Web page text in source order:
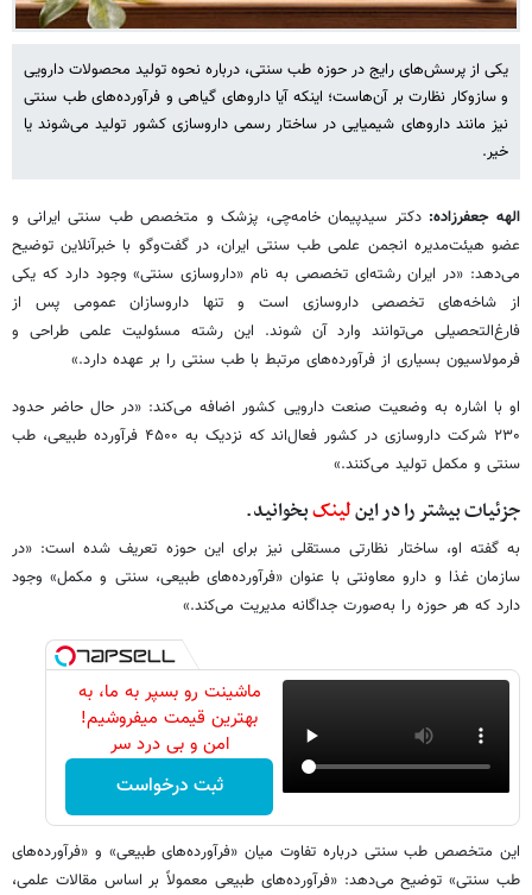
یکی از پرسش‌های رایج در حوزه طب سنتی، درباره نحوه تولید محصولات دارویی
و سازوکار نظارت بر آن‌هاست؛ اینکه آیا داروهای گیاهی و فرآورده‌های طب سنتی
نیز مانند داروهای شیمیایی در ساختار رسمی داروسازی کشور تولید می‌شوند یا
خیر.
الهه جعفرزاده: دکتر سیدپیمان خامه‌چی، پزشک و متخصص طب سنتی ایرانی و
عضو هیئت‌مدیره انجمن علمی طب سنتی ایران، در گفت‌وگو با خبرآنلاین توضیح
می‌دهد: «در ایران رشته‌ای تخصصی به نام «داروسازی سنتی» وجود دارد که یکی
از شاخه‌های تخصصی داروسازی است و تنها داروسازان عمومی پس از
فارغ‌التحصیلی می‌توانند وارد آن شوند. این رشته مسئولیت علمی طراحی و
فرمولاسیون بسیاری از فرآورده‌های مرتبط با طب سنتی را بر عهده دارد.»
او با اشاره به وضعیت صنعت دارویی کشور اضافه می‌کند: «در حال حاضر حدود
۲۳۰ شرکت داروسازی در کشور فعال‌اند که نزدیک به ۴۵۰۰ فرآورده طبیعی، طب
سنتی و مکمل تولید می‌کنند.»
جزئیات بیشتر را در اینلینکبخوانید.
به گفته او، ساختار نظارتی مستقلی نیز برای این حوزه تعریف شده است: «در
سازمان غذا و دارو معاونتی با عنوان «فرآورده‌های طبیعی، سنتی و مکمل» وجود
دارد که هر حوزه را به‌صورت جداگانه مدیریت می‌کند.»
ماشینت رو بسپر به ما، به
بهترین قیمت میفروشیم!
امن و بی درد سر
ثبت درخواست
این متخصص طب سنتی درباره تفاوت میان «فرآورده‌های طبیعی» و «فرآورده‌های
طب سنتی» توضیح می‌دهد: «فرآورده‌های طبیعی معمولاً بر اساس مقالات علمی،